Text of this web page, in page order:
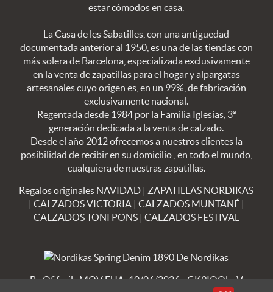
estar cómodos en casa.
La Casa de les Sabatilles, con una antiguedad
documentada anterior al 1950, es una de las tiendas con
más solera de Barcelona, especializada exclusivamente
en la venta de zapatillas para el hogar y alpargatas
artesanales cuyo origen es, en un 99%, de fabricación
exclusivamente nacional.
Regentada desde 1984 por la Familia Iglesias, 3ª
generación dedicada a la venta de calzado.
Desde el año 2012 ofrecemos a nuestros clientes la
posibilidad de recibir en su domicilio , en todo el mundo,
cualquiera de nuestras zapatillas.
Regalos originales NAVIDAD | ZAPATILLAS NORDIKAS
| CALZADOS VICTORIA| CALZADOS MUNTANÉ|
CALZADOS TONI PONS| CALZADOS FESTIVAL
By Ofifacil · MOV FUA: 10/06/2026 - GK9IOOL · V